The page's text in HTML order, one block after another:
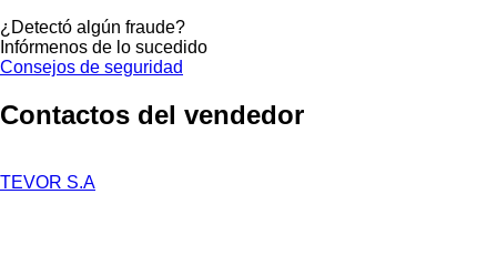
¿Detectó algún fraude?
Infórmenos de lo sucedido
Consejos de seguridad
Contactos del vendedor
TEVOR S.A